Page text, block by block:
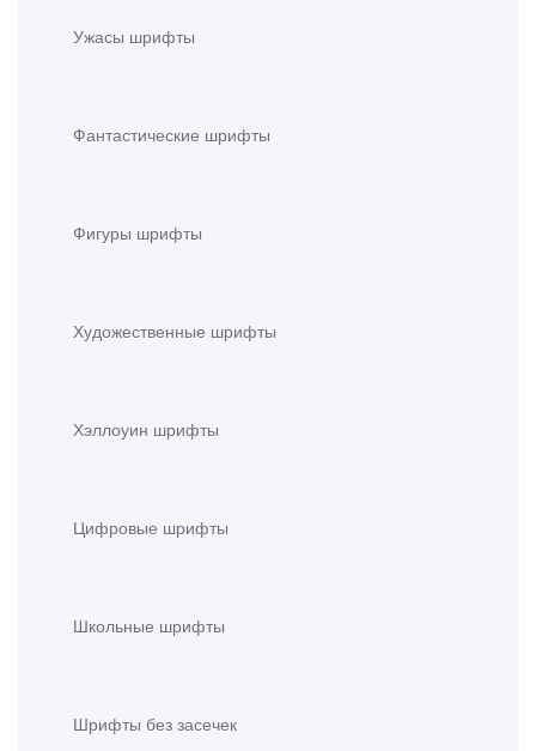
Ужасы шрифты
Фантастические шрифты
Фигуры шрифты
Художественные шрифты
Хэллоуин шрифты
Цифровые шрифты
Школьные шрифты
Шрифты без засечек